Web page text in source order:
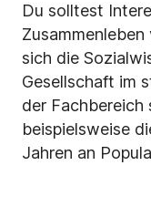
Du solltest
sich die
Gesellschaft im
der Fachbereich
beispielsweise
Jahren an